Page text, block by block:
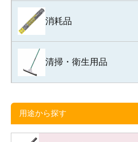
消耗品
清掃・衛生用品
用途から探す